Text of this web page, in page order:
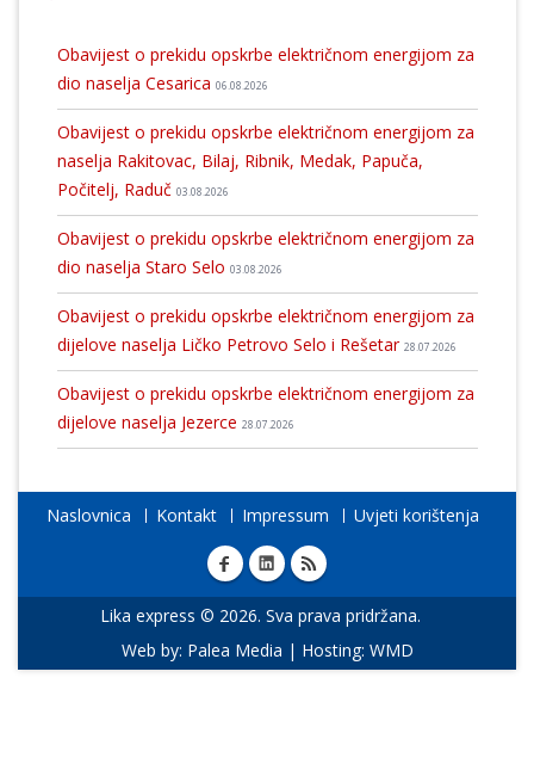
Obavijest o prekidu opskrbe električnom energijom za
dio naselja Cesarica 06.08.2026
Obavijest o prekidu opskrbe električnom energijom za
naselja Rakitovac, Bilaj, Ribnik, Medak, Papuča,
Počitelj, Raduč 03.08.2026
Obavijest o prekidu opskrbe električnom energijom za
dio naselja Staro Selo 03.08.2026
Obavijest o prekidu opskrbe električnom energijom za
dijelove naselja Ličko Petrovo Selo i Rešetar 28.07.2026
Obavijest o prekidu opskrbe električnom energijom za
dijelove naselja Jezerce 28.07.2026
Naslovnica Kontakt Impressum Uvjeti korištenja
Lika express © 2026. Sva prava pridržana.
Web by: Palea Media | Hosting: WMD